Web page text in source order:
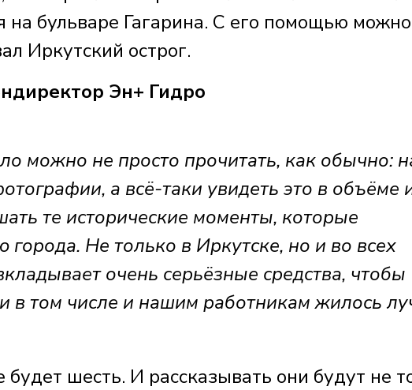
на бульваре Гагарина. С его помощью можно
Иркутский острог.
Эн+ Гидро
можно не просто прочитать, как обычно:
а всё-таки увидеть это в объёме
те исторические моменты, которые
города. Не только в Иркутске, но и во всех
очень серьёзные средства, чтобы
в том числе и нашим работникам жилось
шесть. И рассказывать они будут не